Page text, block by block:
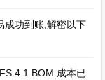
成功到账,解密以下
4.1 BOM 成本已